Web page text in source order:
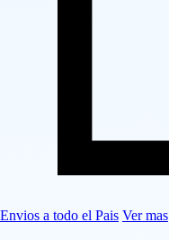
Envios a todo el Pais Ver mas